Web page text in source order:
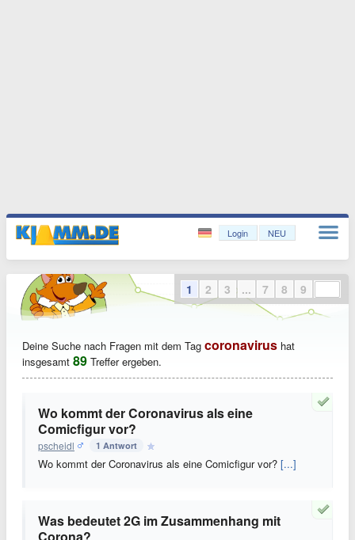
Login NEU
Deine Suche nach Fragen mit dem Tag coronavirus hat
insgesamt 89 Treffer ergeben.
Wo kommt der Coronavirus als eine
Comicfigur vor?
pscheidl 1 Antwort
Wo kommt der Coronavirus als eine Comicfigur vor? [...]
Was bedeutet 2G im Zusammenhang mit
1 2 3 ... 7 8 9